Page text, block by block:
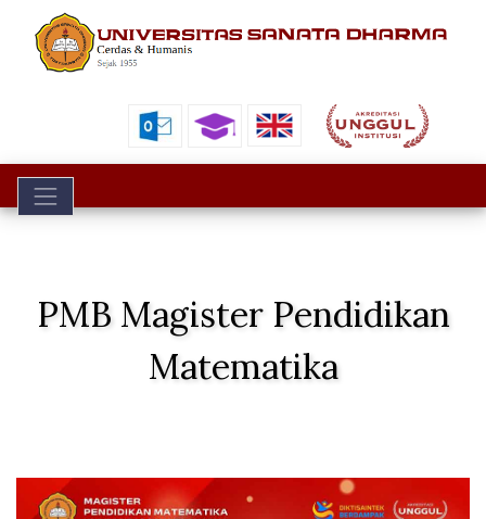
Toggle navigation
PMB Magister Pendidikan
Matematika